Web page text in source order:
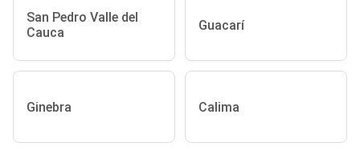
San Pedro Valle del
Cauca
Guacarí
Ginebra Calima